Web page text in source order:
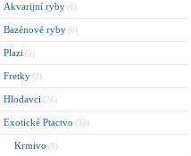
ryby (6)
ryby (6)
(5)
(2)
(26)
Ptactvo (33)
(8)